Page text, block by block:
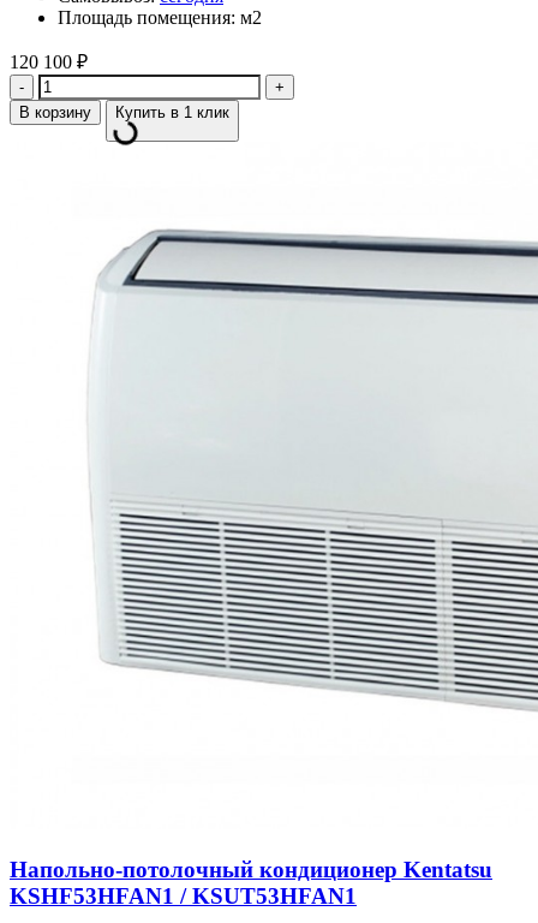
Площадь помещения: м2
120 100 ₽
Количество
В корзину Купить в 1 клик
Напольно-потолочный кондиционер Kentatsu
KSHF53HFAN1 / KSUT53HFAN1